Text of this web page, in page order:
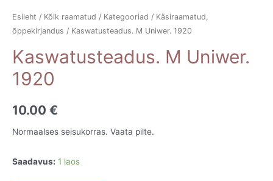
Esileht / Kõik raamatud / Kategooriad / Käsiraamatud,
õppekirjandus / Kaswatusteadus. M Uniwer. 1920
Kaswatusteadus. M Uniwer.
1920
10.00 €
Normaalses seisukorras. Vaata pilte.
Saadavus: 1 laos